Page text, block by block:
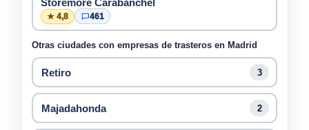
Storemore Carabanchel
★ 4,8 461
Otras ciudades con empresas de trasteros en Madrid
Retiro 3
Majadahonda 2